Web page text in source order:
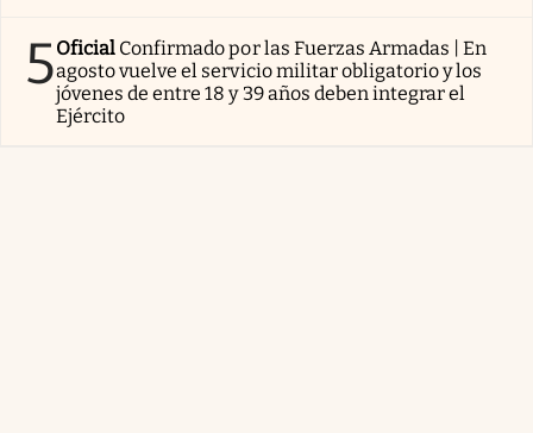
5Oficial Confirmado por las Fuerzas Armadas | En
agosto vuelve el servicio militar obligatorio y los
jóvenes de entre 18 y 39 años deben integrar el
Ejército